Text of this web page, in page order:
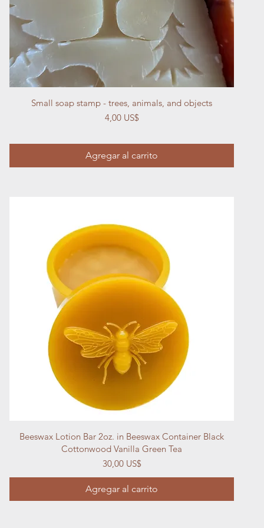
Vista rápida
Small soap stamp - trees, animals, and objects
Precio
4,00 US$
Agregar al carrito
Vista rápida
Beeswax Lotion Bar 2oz. in Beeswax Container Black
Cottonwood Vanilla Green Tea
Precio
30,00 US$
Agregar al carrito